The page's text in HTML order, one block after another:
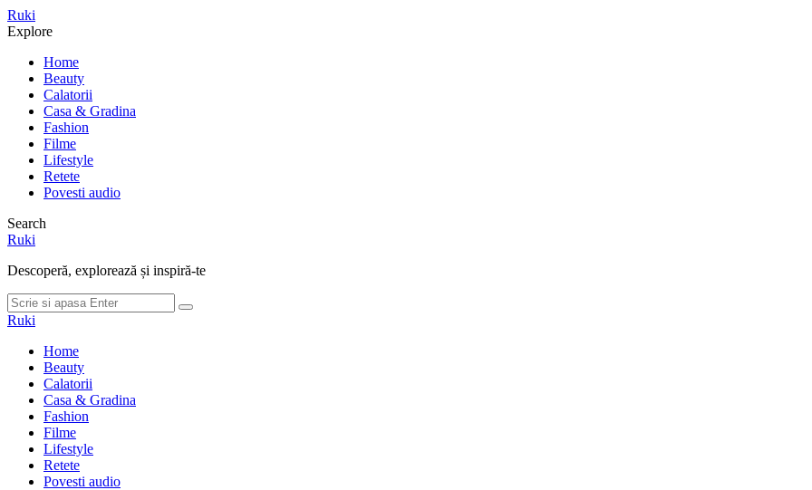
Meniu
Ruki
Cauta
Explore
Home
Beauty
Calatorii
Casa & Gradina
Fashion
Filme
Lifestyle
Retete
Povesti audio
Search
Ruki
Descoperă, explorează și inspiră-te
Cauta
dupa:
Cauta
Ruki
Home
Beauty
Calatorii
Casa & Gradina
Fashion
Filme
Lifestyle
Retete
Povesti audio